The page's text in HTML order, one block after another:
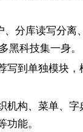
、分库读写分离
黑科技集一身。
写到单独模块，
机构、菜单、字
能。